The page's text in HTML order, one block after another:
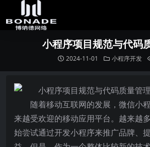
小程序项目规范与代码
2024-11-01 小程序开发
随着移动互联网的发展，微信小
来越受欢迎的移动应用平台。越来越
始尝试通过开发小程序来推广品牌、